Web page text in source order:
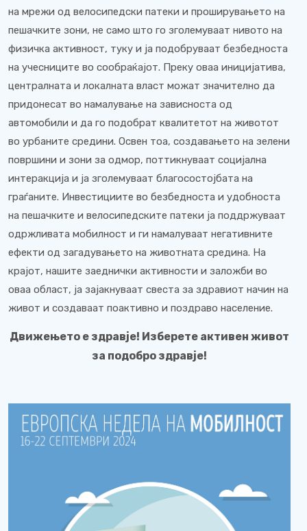
на мрежи од велосипедски патеки и проширувањето на
пешачките зони, не само што го зголемуваат нивото на
физичка активност, туку и ја подобруваат безбедноста
на учесниците во сообраќајот. Преку оваа иницијатива,
централната и локалната власт можат значително да
придонесат во намалување на зависноста од
автомобили и да го подобрат квалитетот на животот
во урбаните средини. Освен тоа, создавањето на зелени
површини и зони за одмор, поттикнуваат социјална
интеракција и ја зголемуваат благосостојбата на
граѓаните. Инвестициите во безбедноста и удобноста
на пешачките и велосипедските патеки ја поддржуваат
одржливата мобилност и ги намалуваат негативните
ефекти од загадувањето на животната средина. На
крајот, нашите заеднички активности и заложби во
оваа област, ја зајакнуваат свеста за здравиот начин на
живот и создаваат поактивно и поздраво население.
Движењето е здравје! Изберете активен живот
за подобро здравје!